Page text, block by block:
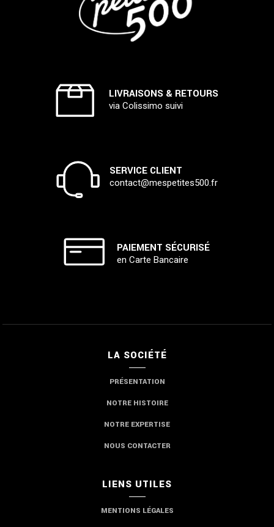
LIVRAISONS & RETOURS
via Colissimo suivi
SERVICE CLIENT
contact@mespetites500.fr
PAIEMENT SÉCURISÉ
en Carte Bancaire
LA SOCIÉTÉ
PRÉSENTATION
NOTRE HISTOIRE
NOTRE EXPERTISE
NOUS CONTACTER
LIENS UTILES
MENTIONS LÉGALES